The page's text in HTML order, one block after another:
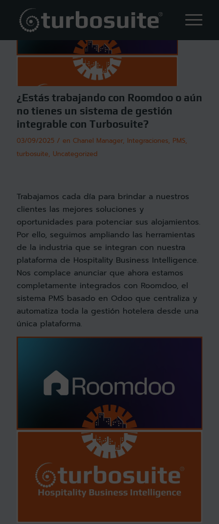
¿Estás trabajando con Roomdoo o aún
no tienes un sistema de gestión
integrable con Turbosuite?
03/09/2025 / en Chanel Manager, Integraciones, PMS,
turbosuite, Uncategorized
Trabajamos cada día para brindar a nuestros
clientes las mejores soluciones y
oportunidades para potenciar sus alojamientos.
Por ello, seguimos ampliando las herramientas
de la industria que se integran con nuestra
plataforma de Hospitality Business Intelligence.
Nos complace anunciar que ahora estamos
completamente integrados con Roomdoo, el
sistema PMS basado en Odoo que centraliza y
automatiza toda la gestión hotelera desde una
única plataforma.